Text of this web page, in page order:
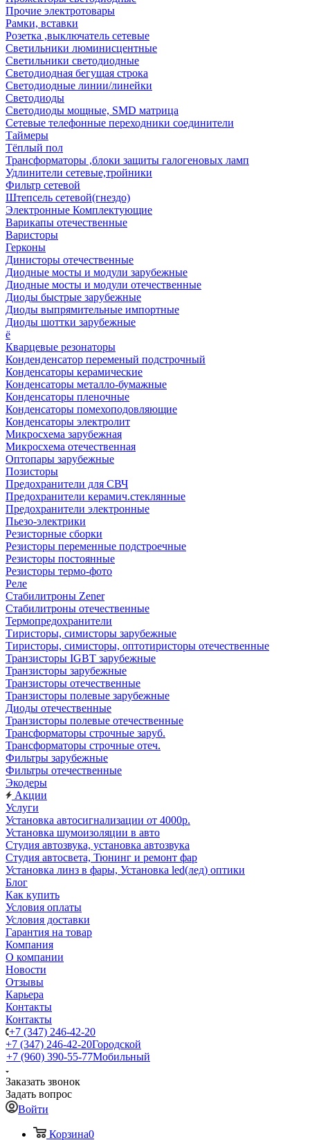
Прочие электротовары
Рамки, вставки
Розетка ,выключатель сетевые
Светильники люминисцентные
Светильники светодиодные
Светодиодная бегущая строка
Светодиодные линии/линейки
Светодиоды
Светодиоды мощные, SMD матрица
Сетевые телефонные переходники соединители
Таймеры
Тёплый пол
Трансформаторы ,блоки защиты галогеновых ламп
Удлинители сетевые,тройники
Фильтр сетевой
Штепсель сетевой(гнездо)
Электронные Комплектующие
Варикапы отечественные
Варисторы
Герконы
Динисторы отечественные
Диодные мосты и модули зарубежные
Диодные мосты и модули отечественные
Диоды быстрые зарубежные
Диоды выпрямительные импортные
Диоды шоттки зарубежные
ё
Кварцевые резонаторы
Конденденсатор переменый подстрочный
Конденсаторы керамические
Конденсаторы металло-бумажные
Конденсаторы пленочные
Конденсаторы помехоподовляющие
Конденсаторы электролит
Микросхема зарубежная
Микросхема отечественная
Оптопары зарубежные
Позисторы
Предохранители для СВЧ
Предохранители керамич.стеклянные
Предохранители электронные
Пьезо-электрики
Резисторные сборки
Резисторы переменные подстроечные
Резисторы постоянные
Резисторы термо-фото
Реле
Стабилитроны Zener
Стабилитроны отечественные
Термопредохранители
Тиристоры, симисторы зарубежные
Тиристоры, симисторы, оптотиристоры отечественные
Транзисторы IGBT зарубежные
Транзисторы зарубежные
Транзисторы отечественные
Транзисторы полевые зарубежные
Диоды отечественные
Транзисторы полевые отечественные
Трансформаторы строчные заруб.
Трансформаторы строчные отеч.
Фильтры зарубежные
Фильтры отечественные
Экодеры
Акции
Услуги
Установка автосигнализации от 4000р.
Установка шумоизоляции в авто
Студия автозвука, установка автозвука
Студия автосвета, Тюнинг и ремонт фар
Установка линз в фары, Установка led(лед) оптики
Блог
Как купить
Условия оплаты
Условия доставки
Гарантия на товар
Компания
О компании
Новости
Отзывы
Карьера
Контакты
Контакты
+7 (347) 246-42-20
+7 (347) 246-42-20Городской
+7 (960) 390-55-77Мобильный
Заказать звонок
Задать вопрос
Войти
Корзина0